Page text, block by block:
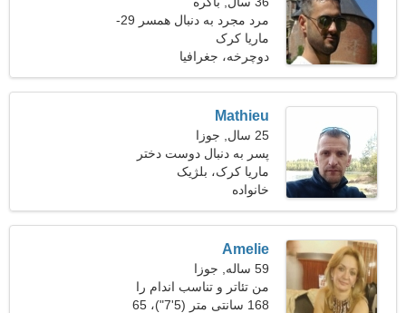
مرد مجرد به دنبال همسر 29-
31
ماریا کرک
دوچرخه، جغرافیا
Mathieu
25 سال, جوزا
پسر به دنبال دوست دختر
است 24-29
ماریا کرک، بلژیک
خانواده
Amelie
59 ساله, جوزا
من تئاتر و تناسب اندام را
ترجیح می دهم
168 سانتی متر (5'7")، 65